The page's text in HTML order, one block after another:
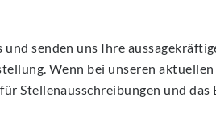
senden uns Ihre
Wenn bei unseren
Stellenausschreibungen und